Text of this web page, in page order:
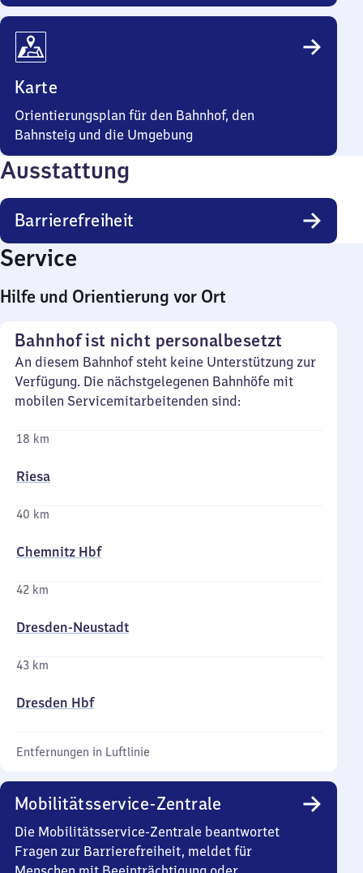
Karte
Orientierungsplan für den Bahnhof, den
Bahnsteig und die Umgebung
Ausstattung
Barrierefreiheit
Service
Hilfe und Orientierung vor Ort
Bahnhof ist nicht personalbesetzt
An diesem Bahnhof steht keine Unterstützung zur
Verfügung. Die nächstgelegenen Bahnhöfe mit
mobilen Servicemitarbeitenden sind:
18 km
Riesa
40 km
Chemnitz Hbf
42 km
Dresden-Neustadt
43 km
Dresden Hbf
Entfernungen in Luftlinie
Mobilitätsservice-Zentrale
Die Mobilitätsservice-Zentrale beantwortet
Fragen zur Barrierefreiheit, meldet für